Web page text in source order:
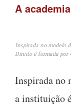
A academia
Inspirada no modelo
Direito é formada por
Inspirada no
a instituição